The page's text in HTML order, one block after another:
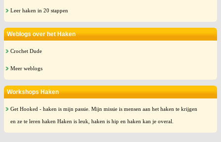
Leer haken in 20 stappen
Weblogs over het Haken
Crochet Dude
Meer weblogs
Workshops Haken
Get Hooked - haken is mijn passie. Mijn missie is mensen aan het haken te krijgen
en ze te leren haken Haken is leuk, haken is hip en haken kan je overal.